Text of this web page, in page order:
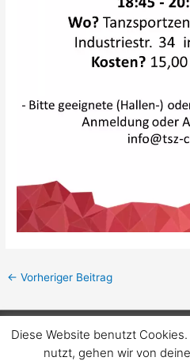
← Vorheriger Beitrag
Datenschutz
Diese Website benutzt
nutzt, gehen wir von